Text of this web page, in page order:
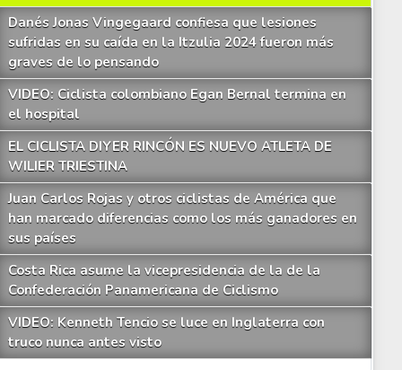
Danés Jonas Vingegaard confiesa que lesiones
sufridas en su caída en la Itzulia 2024 fueron más
graves de lo pensando
VIDEO: Ciclista colombiano Egan Bernal termina en
el hospital
EL CICLISTA DIYER RINCÓN ES NUEVO ATLETA DE
WILIER TRIESTINA
Juan Carlos Rojas y otros ciclistas de América que
han marcado diferencias como los más ganadores en
sus países
Costa Rica asume la vicepresidencia de la de la
Confederación Panamericana de Ciclismo
VIDEO: Kenneth Tencio se luce en Inglaterra con
truco nunca antes visto